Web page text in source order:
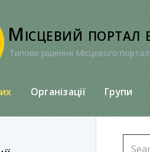
Місцевий портал
Типове рішення Місцевого
Організації Групи